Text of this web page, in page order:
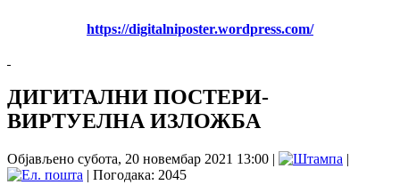
https://digitalniposter.wordpress.com/
ДИГИТАЛНИ ПОСТЕРИ-
ВИРТУЕЛНА ИЗЛОЖБА
Објављено субота, 20 новембар 2021 13:00 |
|
| Погодака: 2045